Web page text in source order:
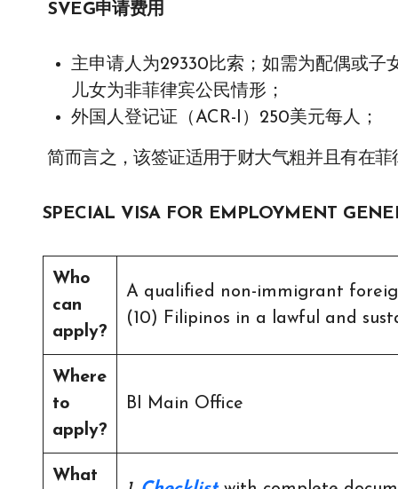
SVEG申请费用
主申请人为29330比索；如需为配偶或子
儿女为非菲律宾公民情形；
外国人登记证（ACR-I）250美元每人；
简而言之，该签证适用于财大气粗并且有在
SPECIAL VISA FOR EMPLOYMENT
Who
can
apply?
A qualified non-immigrant
(10) Filipinos in a lawful and
Where
to
apply?
BI Main Office
What